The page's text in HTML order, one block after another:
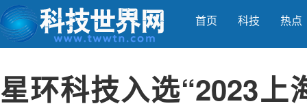
首页 科技 热点
星环科技入选“2023上